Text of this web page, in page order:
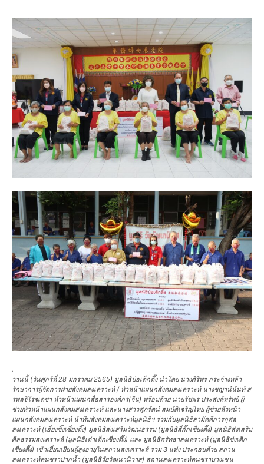
.
วานนี้ (วันศุกร์ที่ 28 มกราคม 2565) มูลนิธิป่อเต็กตึ๊ง นำโดย นางศิริพร กระจ่างหล้า
รักษาการผู้จัดการฝ่ายสังคมสงเคราะห์ / หัวหน้าแผนกสังคมสงเคราะห์ นางชญาน์นันท์ ส
รพลจิโรจเดชา หัวหน้าแผนกสื่อสารองค์กร(จีน) พร้อมด้วย นายรัชพร ประสงค์ทรัพย์ ผู้
ช่วยหัวหน้าแผนกสังคมสงเคราะห์ และนางสาวศุภรัตน์ สมบัติเจริญไทย ผู้ช่วยหัวหน้า
แผนกสังคมสงเคราะห์ นำทีมสังคมสงเคราะห์มูลนิธิฯ ร่วมกับมูลนิธิสามัคคีการกุศล
สงเคราะห์ (เฮี่ยงซิ๊งเซี่ยงตึ๊ง) มูลนิธิส่งเสริมวัฒนธรรม (มูลนิธิสี่กั๊กเซี่ยงตึ๊ง) มูลนิธิส่งเสริม
ศีลธรรมสงเคราะห์ (มูลนิธิเต่าเต็กเซี่ยงตึ๊ง) และ มูลนิธิศรัทธาสงเคราะห์ (มูลนิธิช่งเต็ก
เซี่ยงตึ๊ง) เข้าเยี่ยมเยียนผู้สูงอายุในสถานสงเคราะห์ รวม 3 แห่ง ประกอบด้วย สถาน
สงเคราะห์คนชราปากน้ำ (มูลนิธิวัยวัฒนานิวาส) สถานสงเคราะห์คนชราบางเขน